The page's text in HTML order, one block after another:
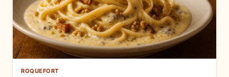
ROQUEFORT